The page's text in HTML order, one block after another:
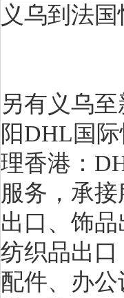
义乌到法
另有义乌
阳DHL国
理香港：
服务，承
出口、饰
纺织品出
配件、办